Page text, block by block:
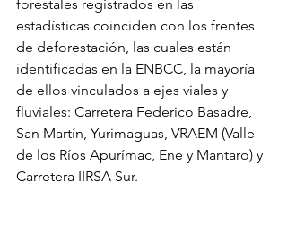
forestales registrados en las
estadísticas coinciden con los frentes
de deforestación, las cuales están
identificadas en la ENBCC, la mayoría
de ellos vinculados a ejes viales y
fluviales: Carretera Federico Basadre,
San Martín, Yurimaguas, VRAEM (Valle
de los Ríos Apurímac, Ene y Mantaro) y
Carretera IIRSA Sur.